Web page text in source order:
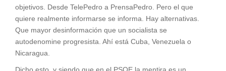
objetivos. Desde TelePedro a PrensaPedro. Pero el que
quiere realmente informarse se informa. Hay alternativas.
Que mayor desinformación que un socialista se
autodenomine progresista. Ahí está Cuba, Venezuela o
Nicaragua.
Dicho esto, y siendo que en el PSOE la mentira es un